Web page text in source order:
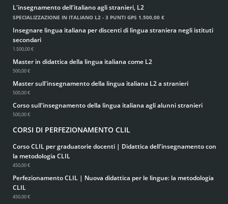
L'insegnamento dell'italiano agli stranieri, L2
SPECIALIZZAZIONE IN ITALIANO L2 - 3 PUNTI GPS 1.500,00 €
Insegnare lingua italiana per discenti di lingua straniera negli istituti
secondari
1.500,00 €
Master in didattica della lingua italiana come L2
500,00 €
Master sull'insegnamento della lingua italiana L2 a stranieri
500,00 €
Corso sull'insegnamento della lingua italiana agli alunni stranieri
500,00 €
CORSI DI PERFEZIONAMENTO CLIL
Corso CLIL per graduatorie docenti | Didattica dell'insegnamento con
la metodologia CLIL
450,00 €
Perfezionamento CLIL | Nuova didattica per le lingue: la metodologia
CLIL
450,00 €